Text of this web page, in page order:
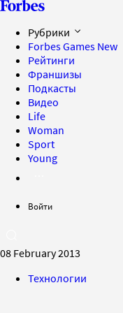
Рубрики
Forbes Games New
Рейтинги
Франшизы
Подкасты
Видео
Life
Woman
Sport
Young
Войти
08 February 2013
Технологии